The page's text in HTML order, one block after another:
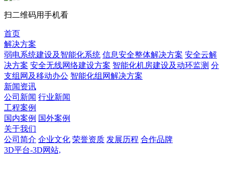
扫二维码用手机看
首页
解决方案
弱电系统建设及智能化系统 信息安全整体解决方案 安全云解
决方案 安全无线网络建设方案 智能化机房建设及动环监测 分
支组网及移动办公 智能化组网解决方案
新闻资讯
公司新闻 行业新闻
工程案例
国内案例 国外案例
关于我们
公司简介 企业文化 荣誉资质 发展历程 合作品牌
3D平台-3D网站,